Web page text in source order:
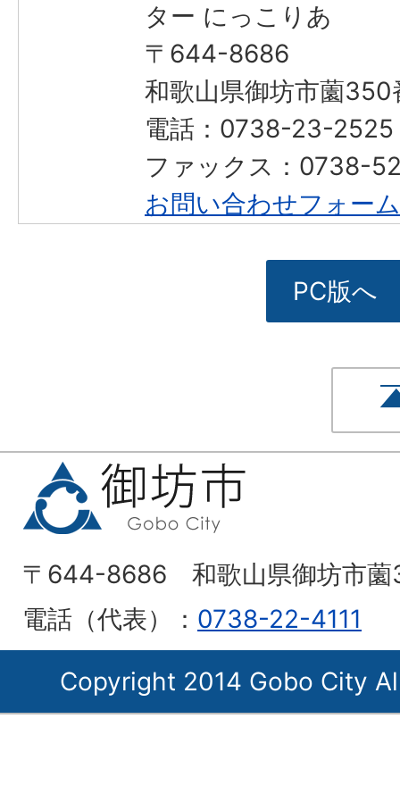
ター にっこりあ
〒644-8686
和歌山県御坊市薗350
電話：0738-23-2525
ファックス：0738-
お問い合わせフォーム
PC版へ
〒644-8686 和歌山県御坊市薗
電話（代表）： 0738-22-4111
Copyright 2014 Gobo City